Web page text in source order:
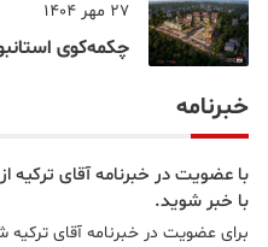
27 مهر 1404
چکمه‌کوی
خبرنامه
با عضویت در خبرنامه آقای ترکیه
با خبر شوید.
برای عضویت در خبرنامه آقای ترکیه